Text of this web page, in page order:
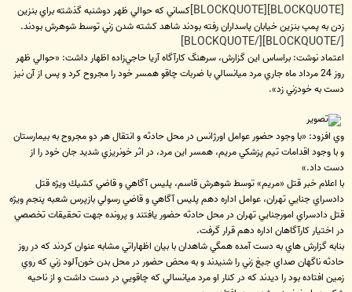
ت [BLOCKQUOTE][BLOCKQUOTE]
كساني كه حوالي ظهر دوشنبه گذشته براي بنزين
زدن به پمپ بنزين خيابان پاسداران رفته بودند شاهد كشته شدن زني توسط شوهرش بودند.
[/BLOCKQUOTE][/BLOCKQUOTE]
اعتماد نوشت: براساس اين گزارش، سرهنگ كارآگاه آريا حاجي‌زاده اظهار داشت: «حوالي ظهر
روز 24 مرداد ماه جاري مرد ميانسالي با ضربات چاقو همسر خود را مجروح كرد و پس از آن نيز
دست به خودزني زد».
وي افزود: «با وجود حضور عوامل اورژانس در محل حادثه و انتقال هر دو مجروح به بيمارستان
و با وجود اقدامات تيم پزشكي مريم، همسر اين مرد، در اثر خونريزي شديد جان خود را از
دست داد.»
با اعلام خبر قتل «مريم» توسط شوهرش قاسم، پليس آگاهي و قاضي كشيك ويژه قتل
دادسراي جنايي تهران، عوامل اداره دهم پليس آگاهي و قاضي رسولي بازپرس شعبه پنجم ويژه
قتل دادسراي امورجنايي تهران در محل حادثه حضور يافتند و پرونده جهت تحقيقات تخصصي
در اختيار كارآگاهان اداره دهم قرار گرفت.
بنابه گزارش هاي به دست آمده همگي شاهدان با بيان اظهاراتي مشابه عنوان كردند كه در روز
حادثه ناگهان صداي جيغ زني را شنيدند و به محض حضور در محل بدن خون‌آلود زني كه روي
زمين افتاده بود را ديدند كه در كنار او مرد ميانسالي كه چاقويي در دست داشت و از ناحيه